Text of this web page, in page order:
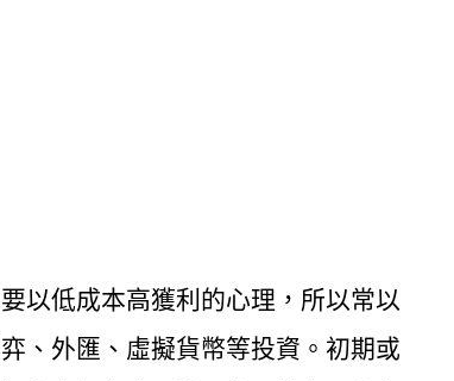
以低成本高獲利的心理，所以常以
、外匯、虛擬貨幣等投資。初期或